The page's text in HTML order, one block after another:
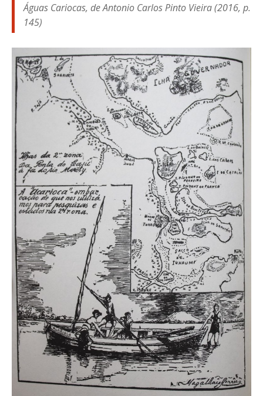
Águas Cariocas, de Antonio Carlos Pinto Vieira (2016, p.
145)